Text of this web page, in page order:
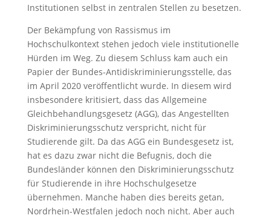
Institutionen selbst in zentralen Stellen zu besetzen.
Der Bekämpfung von Rassismus im
Hochschulkontext stehen jedoch viele institutionelle
Hürden im Weg. Zu diesem Schluss kam auch ein
Papier der Bundes-Antidiskriminierungsstelle, das
im April 2020 veröffentlicht wurde. In diesem wird
insbesondere kritisiert, dass das Allgemeine
Gleichbehandlungsgesetz (AGG), das Angestellten
Diskriminierungsschutz verspricht, nicht für
Studierende gilt. Da das AGG ein Bundesgesetz ist,
hat es dazu zwar nicht die Befugnis, doch die
Bundesländer können den Diskriminierungsschutz
für Studierende in ihre Hochschulgesetze
übernehmen. Manche haben dies bereits getan,
Nordrhein-Westfalen jedoch noch nicht. Aber auch